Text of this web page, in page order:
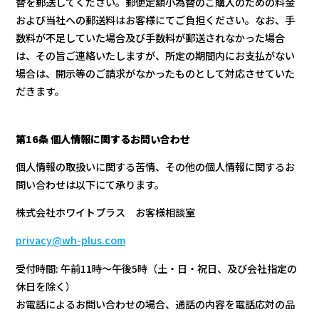
および当社への郵送料はお客様にてご負担ください。なお、手
数料が不足していた場合及び手数料が郵送されなかった場合
は、その旨ご連絡いたしますが、所定の期間内にお支払がない
場合は、開示等のご請求がなかったものとして対応させていた
だきます。
第16条 個人情報に関するお問い合わせ
個人情報の取扱いに関する苦情、その他の個人情報に関するお
問い合わせは以下にて承ります。
株式会社ホワイトプラス お客様相談室
privacy@wh-plus.com
受付時間: 午前11時〜午後5時（土・日・祝日、及び会社指定の
休日を除く）
お電話によるお問い合わせの場合、通話の内容を電話応対の品